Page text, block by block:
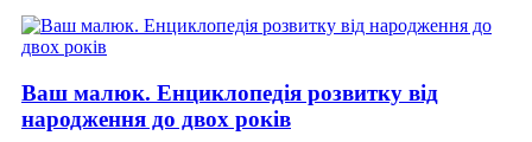
Ваш малюк. Енциклопедія розвитку від
народження до двох років